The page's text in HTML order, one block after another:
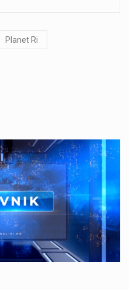
Planet Ri